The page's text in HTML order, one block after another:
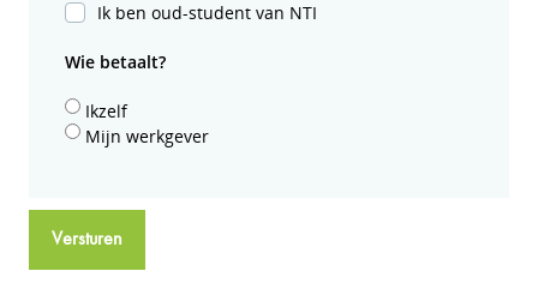
Ik ben oud-student van NTI
Wie betaalt?
Ikzelf
Mijn werkgever
Versturen